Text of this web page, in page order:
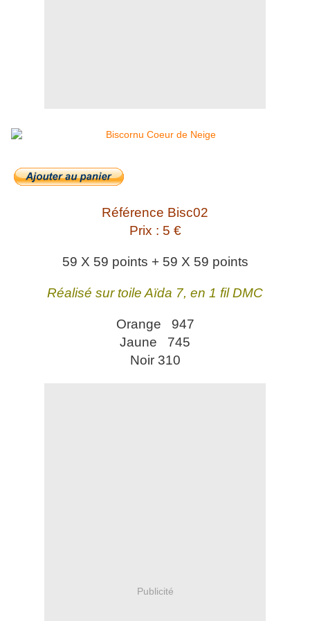
Référence Bisc02
Prix : 5 €
59 X 59 points + 59 X 59 points
Réalisé sur toile Aïda 7, en 1 fil DMC
Orange 947
Jaune 745
Noir 310
Publicité